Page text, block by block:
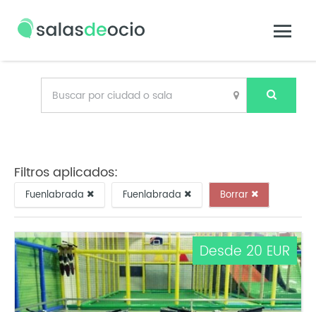
Filtros aplicados:
Fuenlabrada Fuenlabrada Borrar
Desde 20 EUR